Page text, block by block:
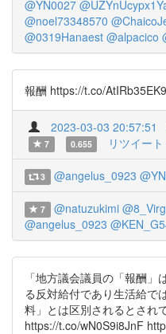
@YN0027
@noel73348570
@0319Hanaest @alpacico
報酬 https://t.co/AtIRb35EK9
2023-03-03 20:57:51
7
0.655 リツイー
3 @angelus_0923
7 @natuzukimi
@angelus_0923
「地方議会議員の「報酬
る反対給付であり生活給で
料」とは区別されるとされ
https://t.co/wN0S9i8JnF